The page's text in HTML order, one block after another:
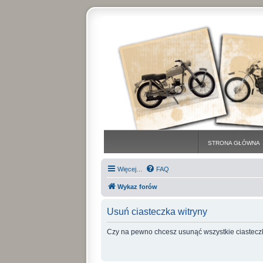
STRONA GŁÓWNA
Więcej… FAQ
Wykaz forów
Usuń ciasteczka witryny
Czy na pewno chcesz usunąć wszystkie